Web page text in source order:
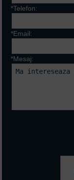
*Telefon:
*Email:
*Mesaj: